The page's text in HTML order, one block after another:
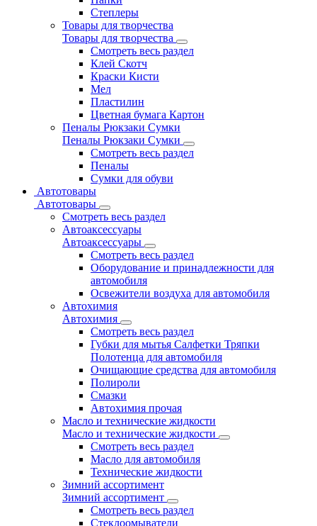
Степлеры
Товары для творчества
Товары для творчества
Смотреть весь раздел
Клей Скотч
Краски Кисти
Мел
Пластилин
Цветная бумага Картон
Пеналы Рюкзаки Сумки
Пеналы Рюкзаки Сумки
Смотреть весь раздел
Пеналы
Сумки для обуви
Автотовары
Автотовары
Смотреть весь раздел
Автоаксессуары
Автоаксессуары
Смотреть весь раздел
Оборудование и принадлежности для
автомобиля
Освежители воздуха для автомобиля
Автохимия
Автохимия
Смотреть весь раздел
Губки для мытья Салфетки Тряпки
Полотенца для автомобиля
Очищающие средства для автомобиля
Полироли
Смазки
Автохимия прочая
Масло и технические жидкости
Масло и технические жидкости
Смотреть весь раздел
Масло для автомобиля
Технические жидкости
Зимний ассортимент
Зимний ассортимент
Смотреть весь раздел
Стеклоомыватели